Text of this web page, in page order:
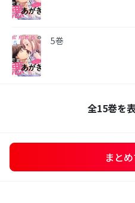
5巻
全15巻を
まと